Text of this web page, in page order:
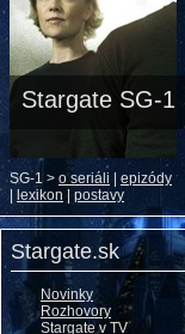
Stargate SG-1
SG-1 > o seriáli
epizódy
lexikon postavy
Stargate.sk
Novinky
Rozhovory
Stargate v TV